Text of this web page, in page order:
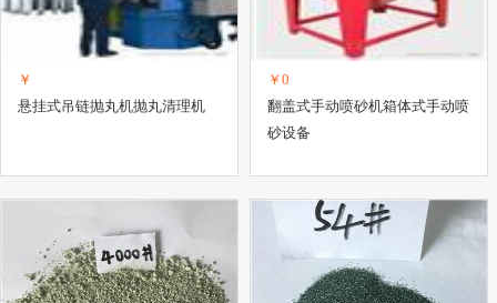
￥
悬挂式吊链抛丸机抛丸清理机
￥0
翻盖式手动喷砂机箱体式手动喷
砂设备